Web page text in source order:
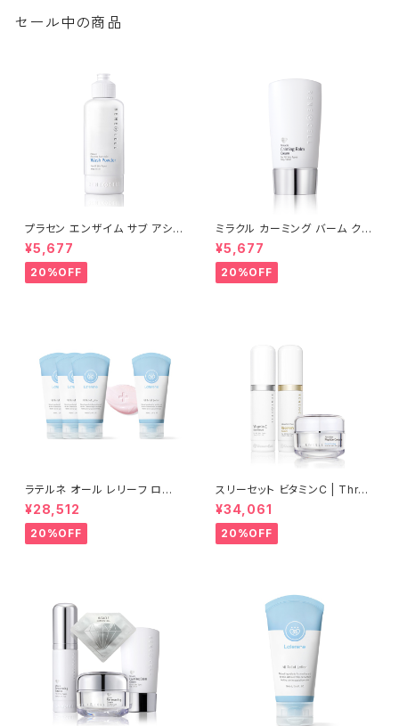
セール中の商品
プラセン エンザイム サブ アシッ
ド ウォッシュパウダー 80g |Pla
cen Enzyme Sub-Acid Was
h Powder│毛穴ケア・低刺激・
弱酸性・酵素洗顔【Rene-Cell】
¥5,677
20%OFF
ミラクル カーミング バーム クリ
ーム 50g【※箱無し】| Miracle
Calming Cream【Rene-Cel
l】ルネセル
¥5,677
20%OFF
ラテルネ オール レリーフ ロー
ション 3個＋1個(100ml) | LAT
ERENE ALL RELIEF LATION
【Rene-Cell】ルネセル
¥28,512
20%OFF
スリーセット ビタミンC | Three
sets of vitamin C【Rene-C
ell】ルネセル
¥34,061
20%OFF